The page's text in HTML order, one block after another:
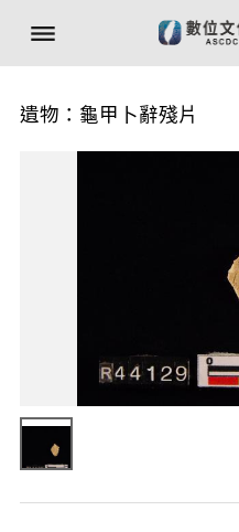
遺物：龜甲卜辭殘片